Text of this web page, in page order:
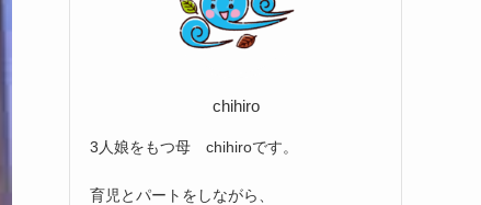
chihiro
3人娘をもつ母 chihiroです。
育児とパートをしながら、